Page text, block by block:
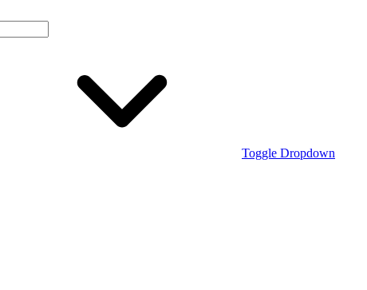
Toggle Dropdown